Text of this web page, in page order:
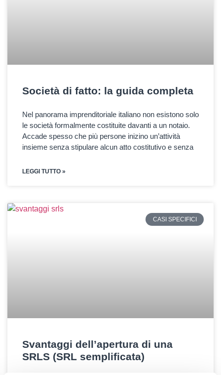
Società di fatto: la guida completa
Nel panorama imprenditoriale italiano non esistono solo
le società formalmente costituite davanti a un notaio.
Accade spesso che più persone inizino un’attività
insieme senza stipulare alcun atto costitutivo e senza
LEGGI TUTTO »
CASI SPECIFICI
Svantaggi dell’apertura di una
SRLS (SRL semplificata)